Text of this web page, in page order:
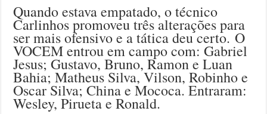
Quando estava empatado, o técnico
Carlinhos promoveu três alterações para
ser mais ofensivo e a tática deu certo. O
VOCEM entrou em campo com: Gabriel
Jesus; Gustavo, Bruno, Ramon e Luan
Bahia; Matheus Silva, Vilson, Robinho e
Oscar Silva; China e Mococa. Entraram:
Wesley, Pirueta e Ronald.